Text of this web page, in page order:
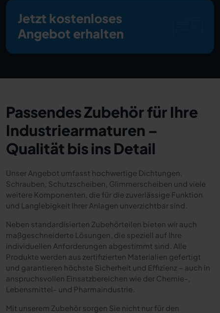
Jetzt kostenloses
Angebot erhalten
Passendes Zubehör für Ihre
Industriearmaturen –
Qualität bis ins Detail
Unser Angebot umfasst hochwertige Dichtungen,
Schrauben, Schutzscheiben, Glimmerscheiben und viele
weitere Komponenten, die für die zuverlässige Funktion
und Langlebigkeit Ihrer Anlagen unverzichtbar sind.
Neben standardisierten Zubehörteilen bieten wir auch
maßgeschneiderte Lösungen, die speziell auf Ihre
individuellen Anforderungen abgestimmt sind. Alle
Produkte werden aus zertifizierten Materialien gefertigt
und garantieren höchste Sicherheit und Effizienz – auch in
anspruchsvollen Einsatzbereichen wie der Chemie-,
Lebensmittel- und Pharmaindustrie.
Mit unserem Zubehör sorgen Sie nicht nur für den